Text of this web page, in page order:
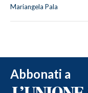
Mariangela Pala
Abbonati a